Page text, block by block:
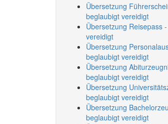
Übersetzung
beglaubigt vereidigt
Übersetzung Reisepass
vereidigt
Übersetzung
beglaubigt vereidigt
Übersetzung
beglaubigt vereidigt
Übersetzung
beglaubigt vereidigt
Übersetzung
beglaubigt vereidigt